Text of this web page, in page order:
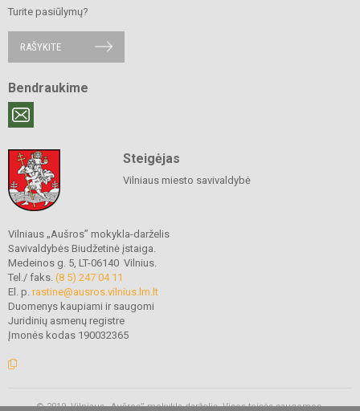
Turite pasiūlymų?
RAŠYKITE
Bendraukime
Steigėjas
Vilniaus miesto savivaldybė
Vilniaus „Aušros” mokykla-darželis
Savivaldybės Biudžetinė įstaiga.
Medeinos g. 5, LT-06140 Vilnius.
Tel./ faks. (8 5) 247 04 11
El. p. rastine@ausros.vilnius.lm.lt
Duomenys kaupiami ir saugomi
Juridinių asmenų registre
Įmonės kodas 190032365
© 2019. Vilniaus „Aušros” mokykla-darželis. Visos teisės saugomos.